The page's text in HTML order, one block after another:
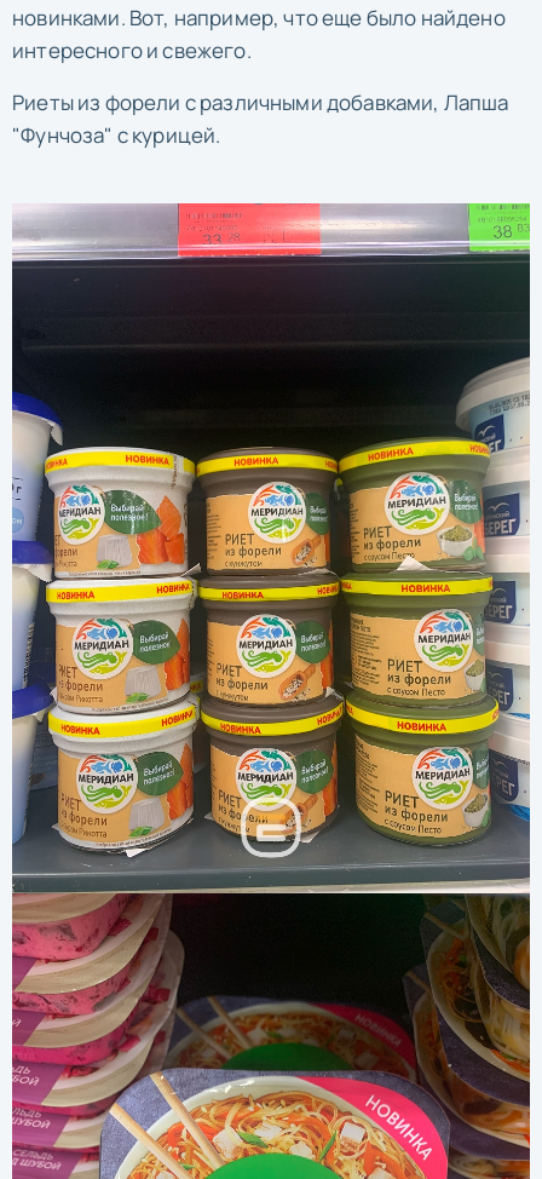
новинками. Вот, например, что еще было найдено
интересного и свежего.
Риеты из форели с различными добавками, Лапша
"Фунчоза" с курицей.